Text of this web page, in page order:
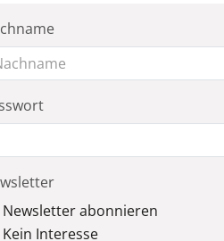
Newsletter abonnieren
Kein Interesse